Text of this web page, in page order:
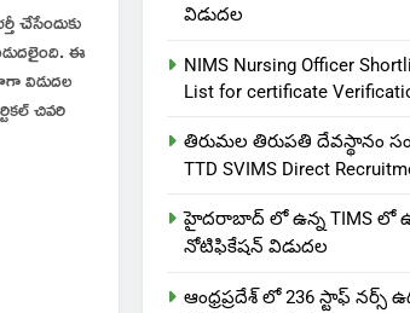
చేసేందుకు
ఈ
విడుదల
చివరి
విడుదల
NIMS Nursing Officer
List for certificate
తిరుమల తిరుపతి దేవస్థానం
TTD SVIMS Direct
హైదరాబాద్ లో ఉన్న TIMS లో
నోటిఫికేషన్ విడుదల
ఆంధ్రప్రదేశ్ లో 236 స్టాఫ్ నర్స్